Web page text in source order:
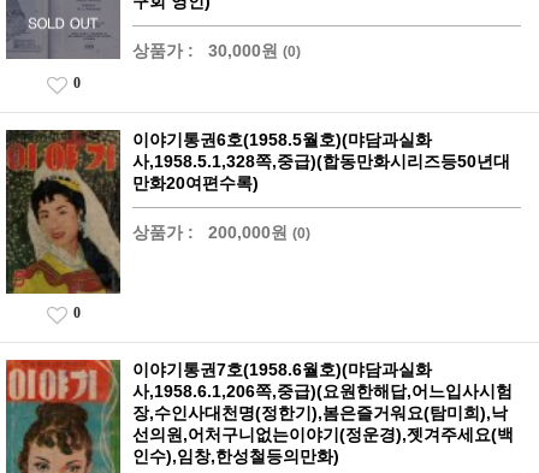
상품가 : 30,000원 (0)
0
이야기통권6호(1958.5월호)(먀담과실화
사,1958.5.1,328쪽,중급)(합동만화시리즈등50년대
만화20여편수록)
상품가 : 200,000원 (0)
0
이야기통권7호(1958.6월호)(먀담과실화
사,1958.6.1,206쪽,중급)(요원한해답,어느입사시험
장,수인사대천명(정한기),봄은즐거워요(탐미희),낙
선의원,어처구니없는이야기(정운경),젯겨주세요(백
인수),임창,한성철등의만화)